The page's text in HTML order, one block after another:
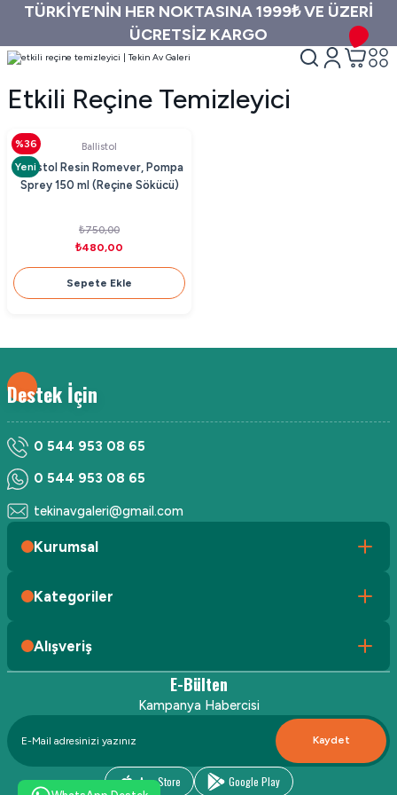
TÜRKİYE’NİN HER NOKTASINA 1999₺ VE ÜZERİ
ÜCRETSİZ KARGO
Etkili Reçine Temizleyici
%36
Yeni
Ballistol
Ballistol Resin Romever, Pompa
Sprey 150 ml (Reçine Sökücü)
₺750,00
₺480,00
Sepete Ekle
Destek İçin
0 544 953 08 65
0 544 953 08 65
tekinavgaleri@gmail.com
Kurumsal
Kategoriler
Alışveriş
E-Bülten
Kampanya Habercisi
Kaydet
App Store Google Play